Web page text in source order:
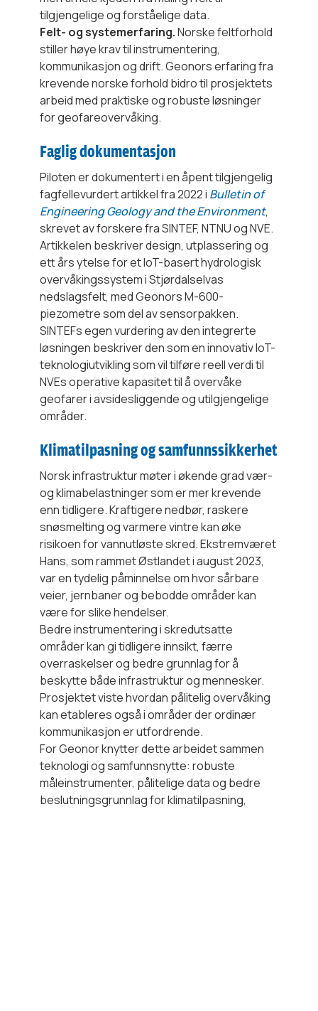
tilgjengelige og forståelige data.
Felt- og systemerfaring.Norske feltforhold
stiller høye krav til instrumentering,
kommunikasjon og drift. Geonors erfaring fra
krevende norske forhold bidro til prosjektets
arbeid med praktiske og robuste løsninger
for geofareovervåking.
Faglig dokumentasjon
Piloten er dokumentert i en åpent tilgjengelig
fagfellevurdert artikkel fra 2022 i Bulletin of
Engineering Geology and the Environment,
skrevet av forskere fra SINTEF, NTNU og NVE.
Artikkelen beskriver design, utplassering og
ett års ytelse for et IoT-basert hydrologisk
overvåkingssystem i Stjørdalselvas
nedslagsfelt, med Geonors M-600-
piezometre som del av sensorpakken.
SINTEFs egen vurdering av den integrerte
løsningen beskriver den som en innovativ IoT-
teknologiutvikling som vil tilføre reell verdi til
NVEs operative kapasitet til å overvåke
geofarer i avsidesliggende og utilgjengelige
områder.
Klimatilpasning og samfunnssikkerhet
Norsk infrastruktur møter i økende grad vær-
og klimabelastninger som er mer krevende
enn tidligere. Kraftigere nedbør, raskere
snøsmelting og varmere vintre kan øke
risikoen for vannutløste skred. Ekstremværet
Hans, som rammet Østlandet i august 2023,
var en tydelig påminnelse om hvor sårbare
veier, jernbaner og bebodde områder kan
være for slike hendelser.
Bedre instrumentering i skredutsatte
områder kan gi tidligere innsikt, færre
overraskelser og bedre grunnlag for å
beskytte både infrastruktur og mennesker.
Prosjektet viste hvordan pålitelig overvåking
kan etableres også i områder der ordinær
kommunikasjon er utfordrende.
For Geonor knytter dette arbeidet sammen
teknologi og samfunnsnytte: robuste
måleinstrumenter, pålitelige data og bedre
beslutningsgrunnlag for klimatilpasning,